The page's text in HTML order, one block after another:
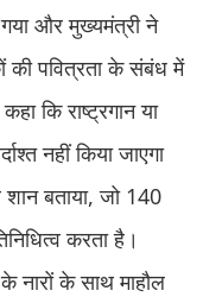
और मुख्यमंत्री ने
की पवित्रता के संबंध में
कि राष्ट्रगान या
नहीं किया जाएगा
बताया, जो 140
करता है।
के साथ माहौल